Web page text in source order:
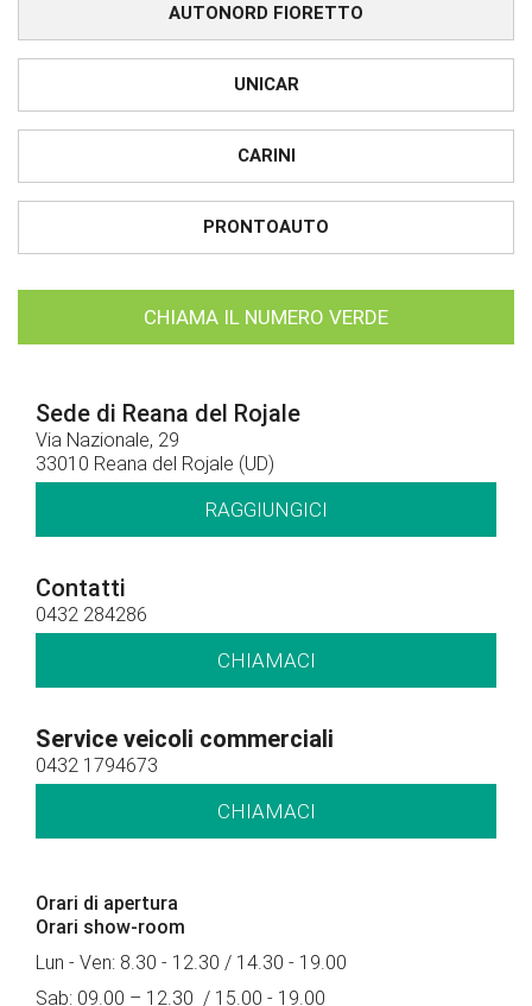
AUTONORD FIORETTO
UNICAR
CARINI
PRONTOAUTO
CHIAMA IL NUMERO VERDE
Sede di Reana del Rojale
Via Nazionale, 29
33010 Reana del Rojale (UD)
RAGGIUNGICI
Contatti
0432 284286
CHIAMACI
Service veicoli commerciali
0432 1794673
CHIAMACI
Orari di apertura
Orari show-room
Lun - Ven: 8.30 - 12.30 / 14.30 - 19.00
Sab: 09.00 – 12.30 / 15.00 - 19.00